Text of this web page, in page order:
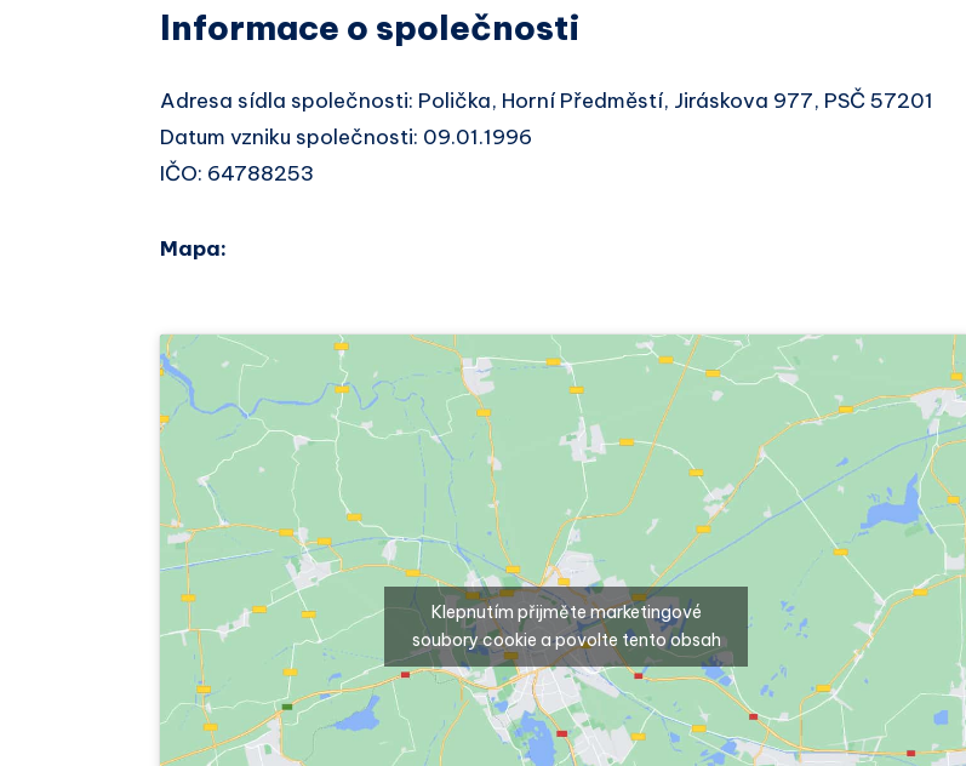
Informace o společnosti
Adresa sídla společnosti: Polička, Horní Předměstí, Jiráskova 977, PSČ 57201
Datum vzniku společnosti: 09.01.1996
IČO: 64788253
Mapa:
Klepnutím přijměte marketingové
soubory cookie a povolte tento obsah